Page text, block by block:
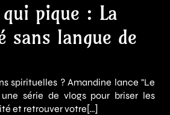
pique : La
sans langue de
spirituelles ? Amandine lance "Le
série de vlogs pour briser les
et retrouver votre[…]